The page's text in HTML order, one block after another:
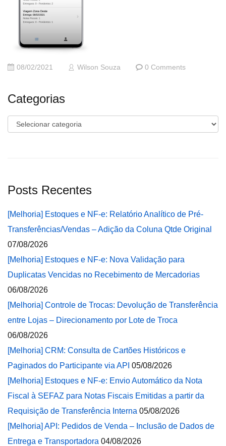
08/02/2021 Wilson Souza 0 Comments
Categorias
Categorias
Posts Recentes
[Melhoria] Estoques e NF-e: Relatório Analítico de Pré-
Transferências/Vendas – Adição da Coluna Qtde Original
07/08/2026
[Melhoria] Estoques e NF-e: Nova Validação para
Duplicatas Vencidas no Recebimento de Mercadorias
06/08/2026
[Melhoria] Controle de Trocas: Devolução de Transferência
entre Lojas – Direcionamento por Lote de Troca
06/08/2026
[Melhoria] CRM: Consulta de Cartões Históricos e
Paginados do Participante via API 05/08/2026
[Melhoria] Estoques e NF-e: Envio Automático da Nota
Fiscal à SEFAZ para Notas Fiscais Emitidas a partir da
Requisição de Transferência Interna 05/08/2026
[Melhoria] API: Pedidos de Venda – Inclusão de Dados de
Entrega e Transportadora 04/08/2026